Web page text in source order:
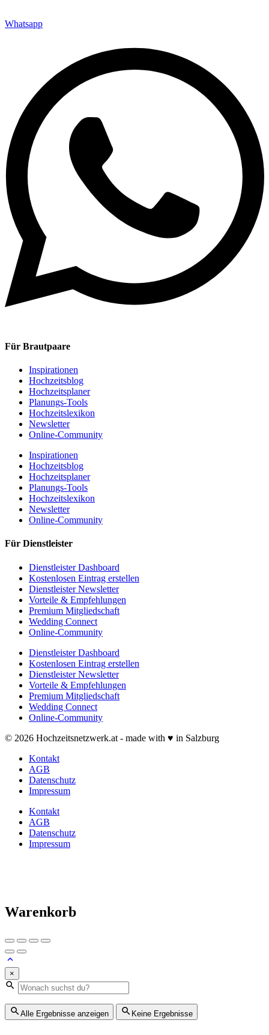
Whatsapp
Für Brautpaare
Inspirationen
Hochzeitsblog
Hochzeitsplaner
Planungs-Tools
Hochzeitslexikon
Newsletter
Online-Community
Inspirationen
Hochzeitsblog
Hochzeitsplaner
Planungs-Tools
Hochzeitslexikon
Newsletter
Online-Community
Für Dienstleister
Dienstleister Dashboard
Kostenlosen Eintrag erstellen
Dienstleister Newsletter
Vorteile & Empfehlungen
Premium Mitgliedschaft
Wedding Connect
Online-Community
Dienstleister Dashboard
Kostenlosen Eintrag erstellen
Dienstleister Newsletter
Vorteile & Empfehlungen
Premium Mitgliedschaft
Wedding Connect
Online-Community
© 2026 Hochzeitsnetzwerk.at - made with ♥ in Salzburg
Kontakt
AGB
Datenschutz
Impressum
Kontakt
AGB
Datenschutz
Impressum
Warenkorb
×
Alle Ergebnisse anzeigen Keine Ergebnisse